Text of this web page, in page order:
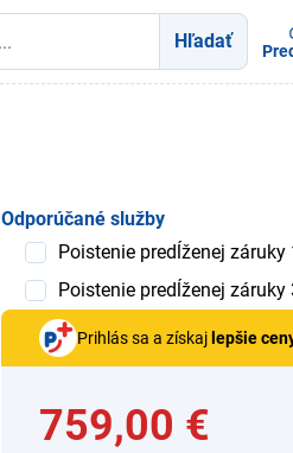
Hľadať
Odporúčané služby
Poistenie predĺženej záruky
Poistenie predĺženej záruky
Prihlás sa a získaj lepšie
759,00 €